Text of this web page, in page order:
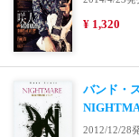
¥ 1,320
バンド・
2012/12/28